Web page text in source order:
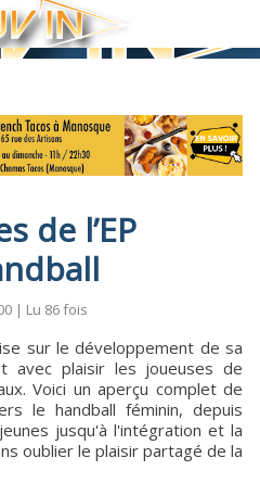
de l’EP
| Lu 86 fois
sur le développement de sa
avec plaisir les joueuses de
Voici un aperçu complet de
le handball féminin, depuis
jusqu'à l'intégration et la
oublier le plaisir partagé de la